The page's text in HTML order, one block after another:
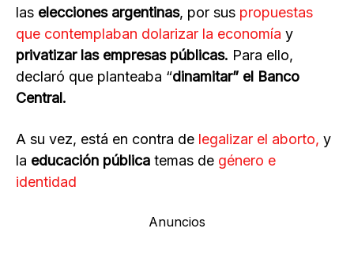
las elecciones argentinas, por sus propuestas
que contemplaban dolarizar la economía y
privatizar las empresas públicas. Para ello,
declaró que planteaba “dinamitar” el Banco
Central.
A su vez, está en contra de legalizar el aborto, y
la educación pública temas de género e
identidad
Anuncios